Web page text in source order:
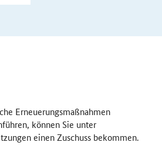
Erneuerungsmaßnahmen
können Sie unter
einen Zuschuss bekommen.